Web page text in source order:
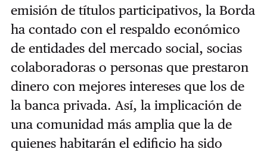
emisión de títulos participativos, la Borda
ha contado con el respaldo económico
de entidades del mercado social, socias
colaboradoras o personas que prestaron
dinero con mejores intereses que los de
la banca privada. Así, la implicación de
una comunidad más amplia que la de
quienes habitarán el edificio ha sido